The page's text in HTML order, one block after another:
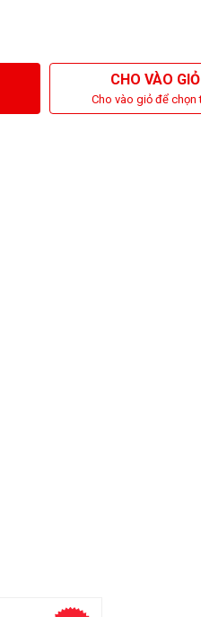
CHO VÀO GIỎ
Cho vào giỏ để chọn